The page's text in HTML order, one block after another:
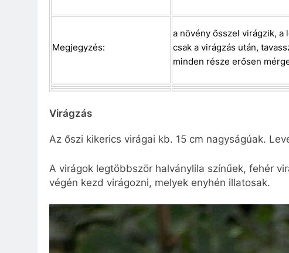
Megjegyzés:
a növény ősszel virágzik, a
csak a virágzás után,
minden része erősen
Virágzás
Az őszi kikerics virágai kb. 15 cm nagyságúak.
A virágok legtöbbször halványlila színűek, fehér
végén kezd virágozni, melyek enyhén illatosak.